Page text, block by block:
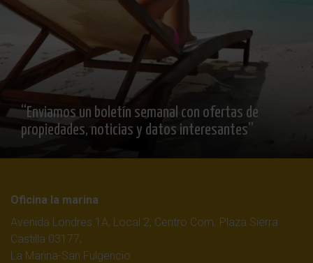
“Enviamos un boletín semanal con ofertas de
propiedades, noticias y datos interesantes”
Oficina la marina
Avenida Londres 1A, Local 2, Centro Com. Plaza Sierra
Castilla 03177,
La Marina-San Fulgencio